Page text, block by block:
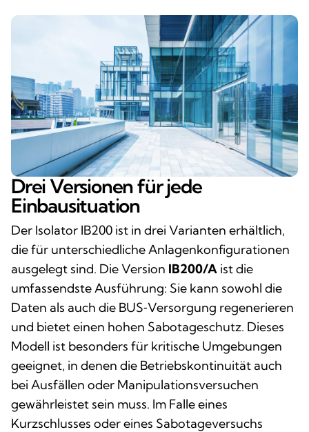
Drei Versionen für jede
Einbausituation
Der Isolator IB200 ist in drei Varianten erhältlich,
die für unterschiedliche Anlagenkonfigurationen
ausgelegt sind. Die Version IB200/A ist die
umfassendste Ausführung: Sie kann sowohl die
Daten als auch die BUS‑Versorgung regenerieren
und bietet einen hohen Sabotageschutz. Dieses
Modell ist besonders für kritische Umgebungen
geeignet, in denen die Betriebskontinuität auch
bei Ausfällen oder Manipulationsversuchen
gewährleistet sein muss. Im Falle eines
Kurzschlusses oder eines Sabotageversuchs